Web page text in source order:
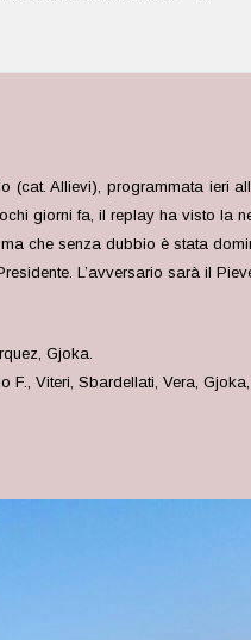
(cat. Allievi), programmata ieri
giorni fa, il replay ha visto la
che senza dubbio è stata
L’avversario sarà il
Gjoka.
F., Viteri, Sbardellati, Vera,